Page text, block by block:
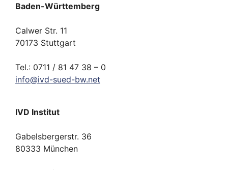
Baden-Württemberg
Calwer Str. 11
70173 Stuttgart
Tel.: 0711 / 81 47 38 – 0
info@ivd-sued-bw.net
IVD Institut
Gabelsbergerstr. 36
80333 München